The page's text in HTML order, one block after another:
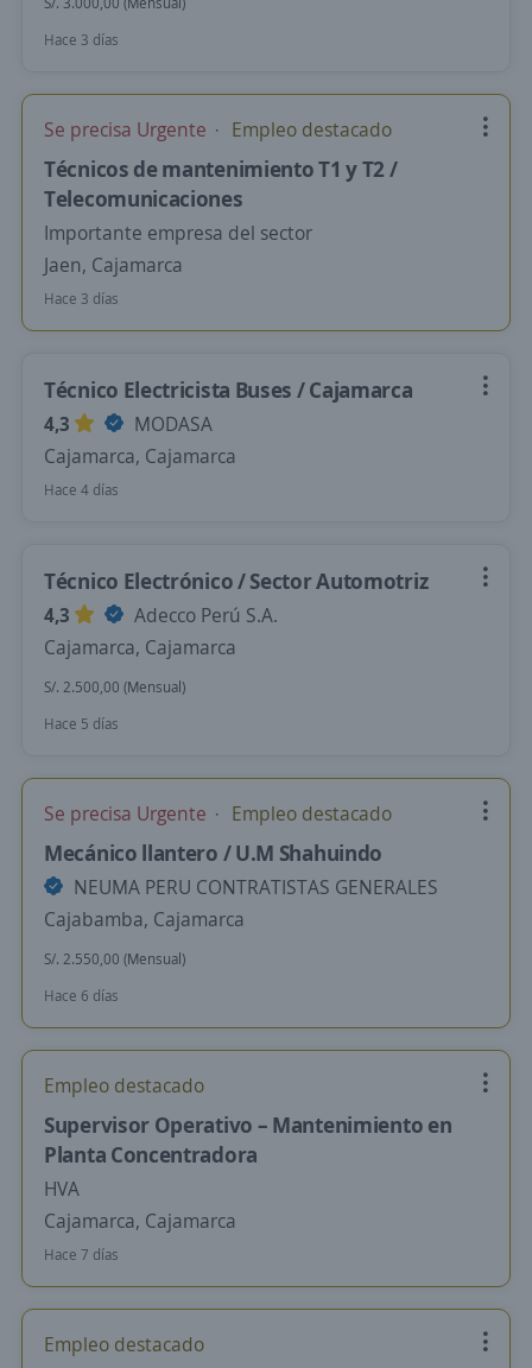
Hace 3 días
Se precisa Urgente Empleo destacado
Técnicos de mantenimiento T1 y T2 /
Telecomunicaciones
Importante empresa del sector
Jaen, Cajamarca
Hace 3 días
Técnico Electricista Buses / Cajamarca
4,3
MODASA
Cajamarca, Cajamarca
Hace 4 días
Técnico Electrónico / Sector Automotriz
4,3
Adecco Perú S.A.
Cajamarca, Cajamarca
S/. 2.500,00 (Mensual)
Hace 5 días
Se precisa Urgente Empleo destacado
Mecánico llantero / U.M Shahuindo
NEUMA PERU CONTRATISTAS GENERALES
Cajabamba, Cajamarca
S/. 2.550,00 (Mensual)
Hace 6 días
Empleo destacado
Supervisor Operativo – Mantenimiento en
Planta Concentradora
HVA
Cajamarca, Cajamarca
Hace 7 días
Empleo destacado